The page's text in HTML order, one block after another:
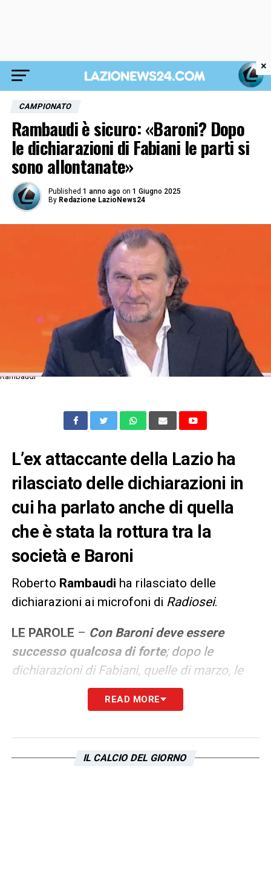
CAMPIONATO
Rambaudi è sicuro: «Baroni? Dopo
le dichiarazioni di Fabiani le parti si
sono allontanate»
Published 1 anno ago on 1 Giugno 2025
By Redazione LazioNews24
Rambaudi
L’ex attaccante della Lazio ha
rilasciato delle dichiarazioni in
cui ha parlato anche di quella
che è stata la rottura tra la
società e Baroni
Roberto Rambaudi ha rilasciato delle
dichiarazioni ai microfoni di Radiosei.
LE PAROLE – Con Baroni deve essere
successo qualcosa di forte; dopo le
dichiarazioni di Fabiani, quelle di marzo, le
parti si sono un po’ allontanate. Prima
andava tutto bene, tutti erano sul carro, poi
READ MORE
IL CALCIO DEL GIORNO
×